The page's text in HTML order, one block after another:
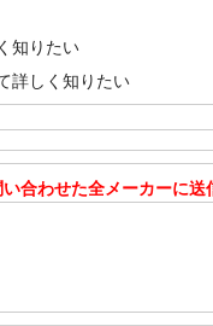
知りたい
詳しく知りたい
合わせた全メーカーに送